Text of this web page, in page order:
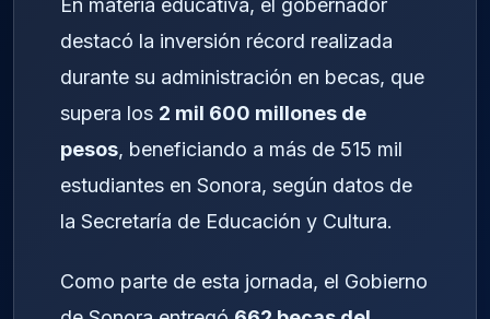
En materia educativa, el gobernador
destacó la inversión récord realizada
durante su administración en becas, que
supera los 2 mil 600 millones de
pesos, beneficiando a más de 515 mil
estudiantes en Sonora, según datos de
la Secretaría de Educación y Cultura.
Como parte de esta jornada, el Gobierno